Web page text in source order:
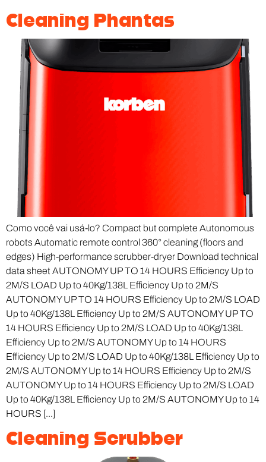
Cleaning Phantas
Como você vai usá-lo? Compact but complete Autonomous
robots Automatic remote control 360° cleaning (floors and
edges) High-performance scrubber-dryer Download technical
data sheet AUTONOMY UP TO 14 HOURS Efficiency Up to
2M/S LOAD Up to 40Kg/138L Efficiency Up to 2M/S
AUTONOMY UP TO 14 HOURS Efficiency Up to 2M/S LOAD
Up to 40Kg/138L Efficiency Up to 2M/S AUTONOMY UP TO
14 HOURS Efficiency Up to 2M/S LOAD Up to 40Kg/138L
Efficiency Up to 2M/S AUTONOMY Up to 14 HOURS
Efficiency Up to 2M/S LOAD Up to 40Kg/138L Efficiency Up to
2M/S AUTONOMY Up to 14 HOURS Efficiency Up to 2M/S
AUTONOMY Up to 14 HOURS Efficiency Up to 2M/S LOAD
Up to 40Kg/138L Efficiency Up to 2M/S AUTONOMY Up to 14
HOURS [...]
Cleaning Scrubber